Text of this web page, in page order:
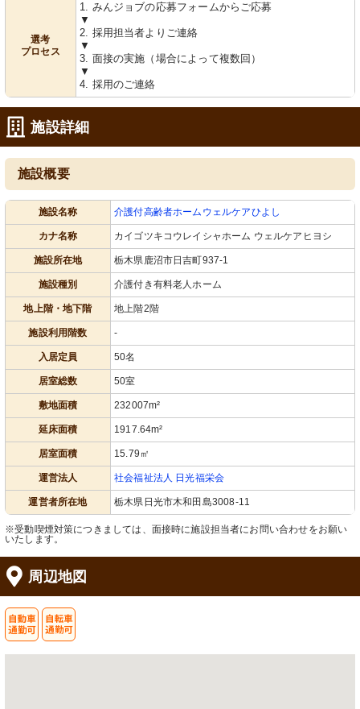
選考
プロセス
1. みんジョブの応募フォームからご応募
▼
2. 採用担当者よりご連絡
▼
3. 面接の実施（場合によって複数回）
▼
4. 採用のご連絡
施設詳細
施設概要
施設名称 介護付高齢者ホームウェルケアひよし
カナ名称 カイゴツキコウレイシャホーム ウェルケアヒヨシ
施設所在地 栃木県鹿沼市日吉町937-1
施設種別 介護付き有料老人ホーム
地上階・地下階 地上階2階
施設利用階数 -
入居定員 50名
居室総数 50室
敷地面積 232007m²
延床面積 1917.64m²
居室面積 15.79㎡
運営法人 社会福祉法人 日光福栄会
運営者所在地 栃木県日光市木和田島3008-11
※受動喫煙対策につきましては、面接時に施設担当者にお問い合わせをお願い
いたします。
周辺地図